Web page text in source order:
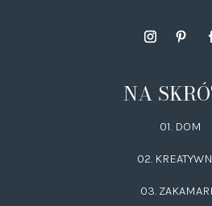
NA
01. DOM
02.
03.